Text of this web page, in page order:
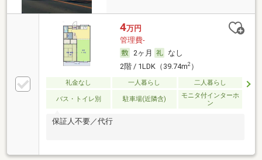
4万円
管理費-
2ヶ月
なし
2階 / 1LDK（39.74m2）
礼金なし 一人暮らし 二人暮らし
バス・トイレ別 駐車場(近隣含)
モニタ付インターホ
ン
保証人不要／代行